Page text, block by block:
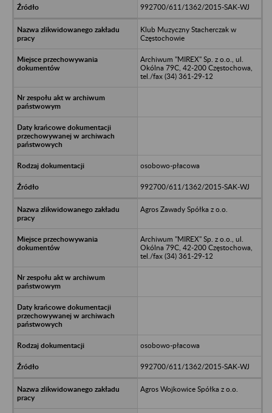
992700/611/1362/2015-SAK-WJ
Klub Muzyczny Stacherczak w
Częstochowie
Archiwum "MIREX" Sp. z o.o., ul.
Okólna 79C, 42-200 Częstochowa,
tel./fax (34) 361-29-12
osobowo-płacowa
992700/611/1362/2015-SAK-WJ
Agros Zawady Spółka z o.o.
Archiwum "MIREX" Sp. z o.o., ul.
Okólna 79C, 42-200 Częstochowa,
tel./fax (34) 361-29-12
osobowo-płacowa
992700/611/1362/2015-SAK-WJ
Agros Wojkowice Spółka z o.o.